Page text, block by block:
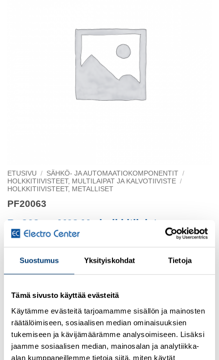
Suostumus Yksityiskohdat Tietoja
Tämä sivusto käyttää evästeitä
Käytämme evästeitä tarjoamamme sisällön ja mainosten
räätälöimiseen, sosiaalisen median ominaisuuksien
tukemiseen ja kävijämäärämme analysoimiseen. Lisäksi
jaamme sosiaalisen median, mainosalan ja analytiikka-
alan kumppaneillemme tietoja siitä, miten käytät
ETUSIVU / SÄHKÖ- JA AUTOMAATIOKOMPONENTIT /
HOLKKITIIVISTEET, MULTILAIPAT JA KALVOTIIVISTE /
HOLKKITIIVISTEET, METALLISET
PF20063
Bg263ms M63 Ms-holkkitiiviste
Kirjaudu sisään nähdäksesi hinnat ja käyttääksesi
verkkokauppaa
Osastot:Holkkitiivisteet, metalliset,Uudet tuotteet